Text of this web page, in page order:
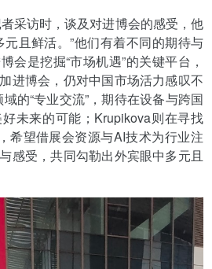
采访时，谈及对进博会的感受，他
且鲜活。”他们有着不同的期待与
会是挖掘“市场机遇”的关键平台，
进博会，仍对中国市场活力感叹不
的“专业交流”，期待在设备与跨国
未来的可能；Krupikova则在寻找
希望借展会资源与AI技术为行业注
感受，共同勾勒出外宾眼中多元且